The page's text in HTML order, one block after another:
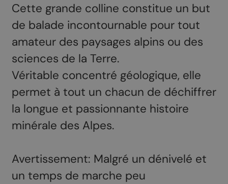
Cette grande colline constitue un but
de balade incontournable pour tout
amateur des paysages alpins ou des
sciences de la Terre.
Véritable concentré géologique, elle
permet à tout un chacun de déchiffrer
la longue et passionnante histoire
minérale des Alpes.
Avertissement: Malgré un dénivelé et
un temps de marche peu